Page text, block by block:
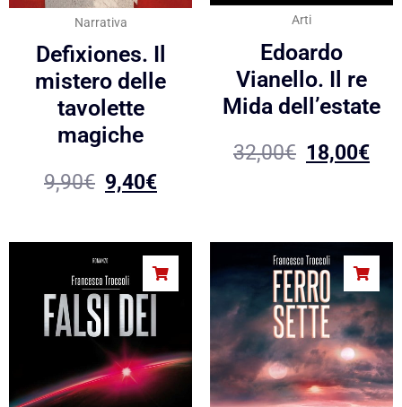
Narrativa
Defixiones. Il
mistero delle
tavolette
magiche
9,90€ 9,40€
Arti
Edoardo
Vianello. Il re
Mida dell’estate
32,00€ 18,00€